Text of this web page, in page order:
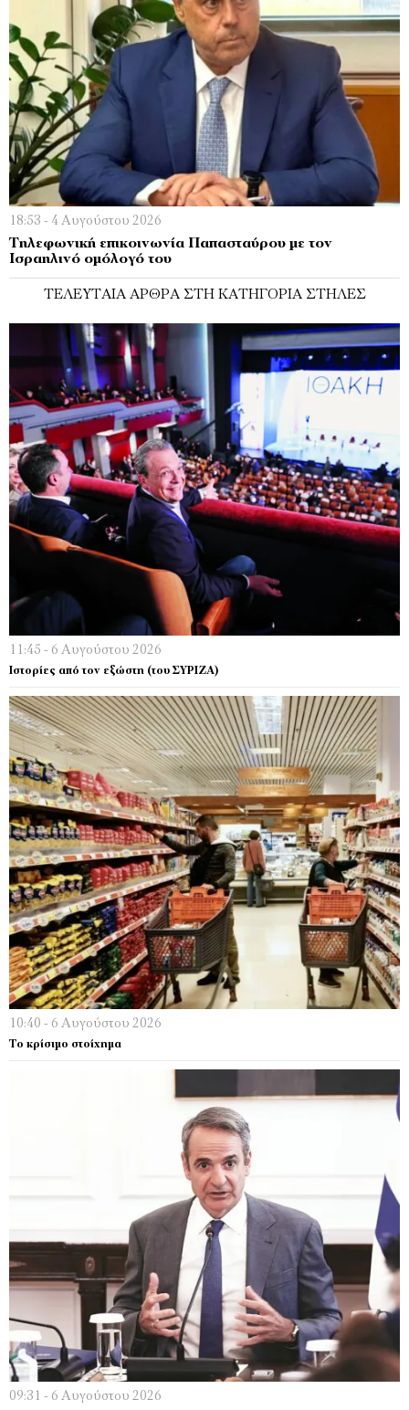
18:53 - 4 Αυγούστου 2026
Τηλεφωνική επικοινωνία Παπασταύρου με τον
Ισραηλινό ομόλογό του
ΤΕΛΕΥΤΑΊΑ ΆΡΘΡΑ ΣΤΗ ΚΑΤΗΓΟΡΊΑ ΣΤΉΛΕΣ
11:45 - 6 Αυγούστου 2026
Ιστορίες από τον εξώστη (του ΣΥΡΙΖΑ)
10:40 - 6 Αυγούστου 2026
Το κρίσιμο στοίχημα
09:31 - 6 Αυγούστου 2026